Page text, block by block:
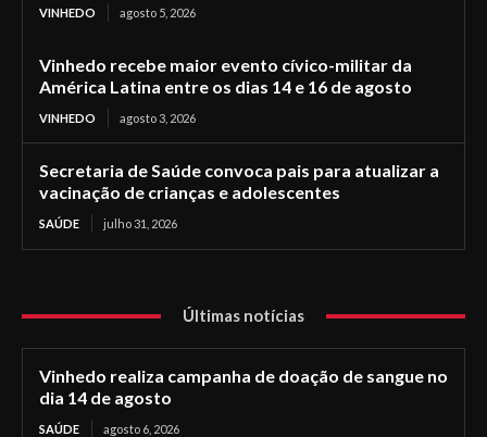
VINHEDO agosto 5, 2026
Vinhedo recebe maior evento cívico-militar da
América Latina entre os dias 14 e 16 de agosto
VINHEDO agosto 3, 2026
Secretaria de Saúde convoca pais para atualizar a
vacinação de crianças e adolescentes
SAÚDE julho 31, 2026
Últimas notícias
Vinhedo realiza campanha de doação de sangue no
dia 14 de agosto
SAÚDE agosto 6, 2026